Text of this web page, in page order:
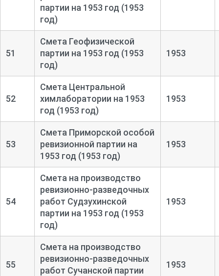
партии на 1953 год (1953
год)
51
Смета Геофизической
партии на 1953 год (1953
год)
1953
52
Смета Центральной
химлаборатории на 1953
год (1953 год)
1953
53
Смета Приморской особой
ревизионной партии на
1953 год (1953 год)
1953
54
Смета на производство
ревизионно-разведочных
работ Судзухинской
партии на 1953 год (1953
год)
1953
55
Смета на производство
ревизионно-разведочных
работ Сучанской партии
1953